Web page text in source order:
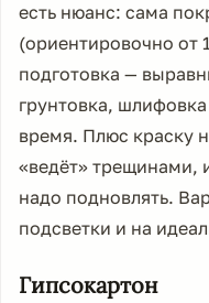
есть нюанс: сама
(ориентировочно от
подготовка —
грунтовка,
время. Плюс краску
«ведёт» трещинами,
надо подновлять.
подсветки и на
Гипсокартон